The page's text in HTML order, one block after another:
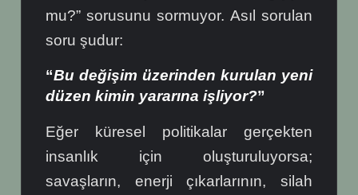
mu?” sorusunu sormuyor. Asıl sorulan
soru şudur:
“Bu değişim üzerinden kurulan yeni
düzen kimin yararına işliyor?”
Eğer küresel politikalar gerçekten
insanlık için oluşturuluyorsa;
savaşların, enerji çıkarlarının, silah